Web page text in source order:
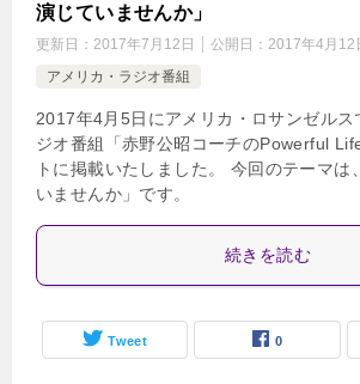
演じていませんか」
更新日： 2017年7月12日 公開日： 2017年4月12
アメリカ・ラジオ番組
2017年4月5日にアメリカ・ロサンゼルス
ジオ番組「赤野公昭コーチのPowerful
トに掲載いたしました。 今回のテーマは
いませんか」です。
続きを読む
Tweet 0